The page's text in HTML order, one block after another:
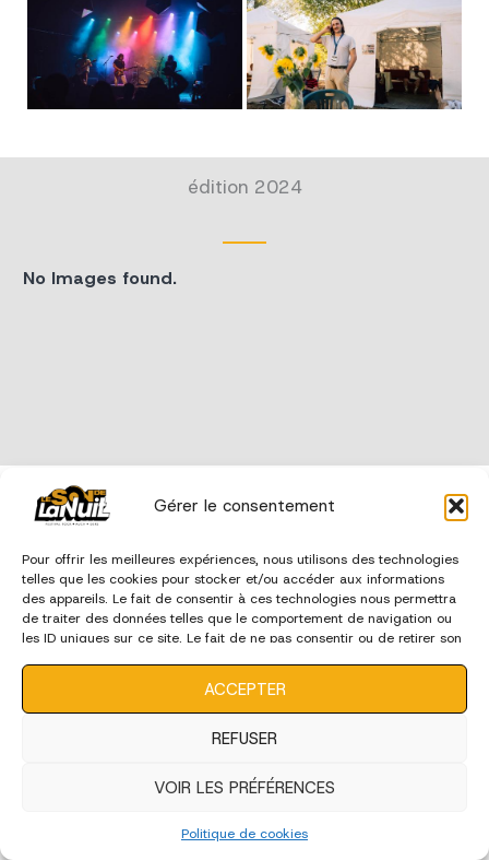
Gérer le consentement
Pour offrir les meilleures expériences, nous utilisons des technologies
telles que les cookies pour stocker et/ou accéder aux informations
des appareils. Le fait de consentir à ces technologies nous permettra
de traiter des données telles que le comportement de navigation ou
les ID uniques sur ce site. Le fait de ne pas consentir ou de retirer son
ACCEPTER
REFUSER
VOIR LES PRÉFÉRENCES
Politique de cookies
édition 2024
No Images found.
édition 2023